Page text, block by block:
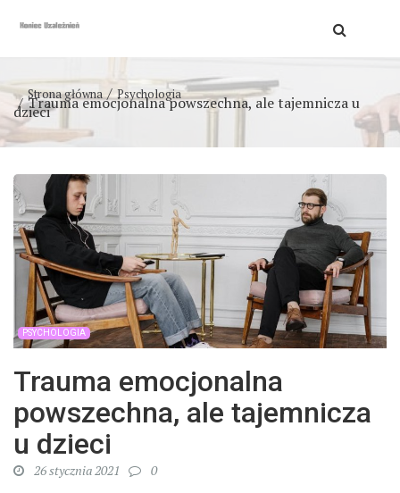
Strona główna Psychologia
Trauma emocjonalna powszechna, ale tajemnicza u
dzieci
PSYCHOLOGIA
Trauma emocjonalna
powszechna, ale tajemnicza
u dzieci
26 stycznia 2021
0